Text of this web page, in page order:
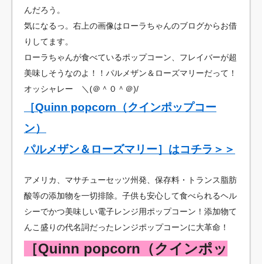
んだろう。
気になるっ。右上の画像はローラちゃんのブログからお借
りしてます。
ローラちゃんが食べているポップコーン、フレイバーが超
美味しそうなのよ！！パルメザン＆ローズマリーだって！
オッシャレー ＼(＠＾０＾＠)/
［Quinn popcorn（クインポップコー
ン）
パルメザン＆ローズマリー］はコチラ＞＞
アメリカ、マサチューセッツ州発、保存料・トランス脂肪
酸等の添加物を一切排除。子供も安心して食べられるヘル
シーでかつ美味しい電子レンジ用ポップコーン！添加物て
んこ盛りの代名詞だったレンジポップコーンに大革命！
［Quinn popcorn（クインポッ